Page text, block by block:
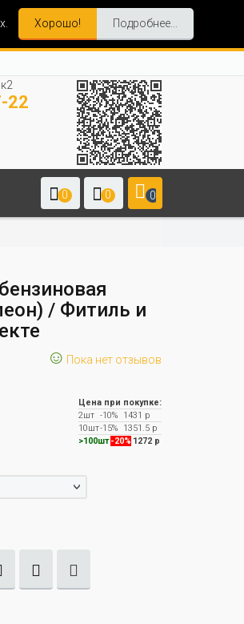
Хорошо! Подробнее...
22
0 0 0
/ Фитиль и
☺ Пока нет отзывов
Цена при покупке:
2шт -10% 1431 р
10шт-15% 1351.5 р
>100шт -20% 1272 р